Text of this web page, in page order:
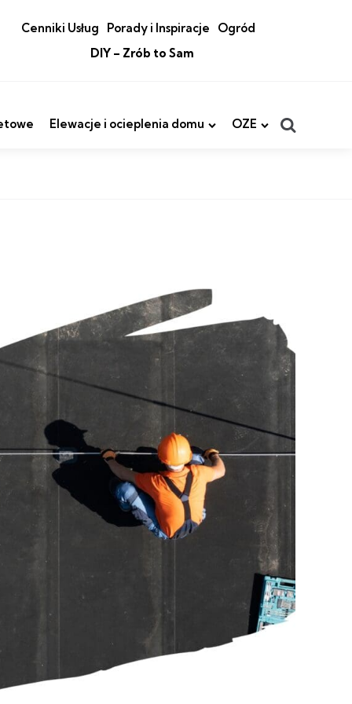
Cenniki Usług Porady i Inspiracje
Ogród
DIY – Zrób to Sam
Elewacje i ocieplenia domu OZE